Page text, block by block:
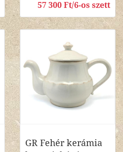
57 300 Ft/6-os szett
GR Fehér kerámia